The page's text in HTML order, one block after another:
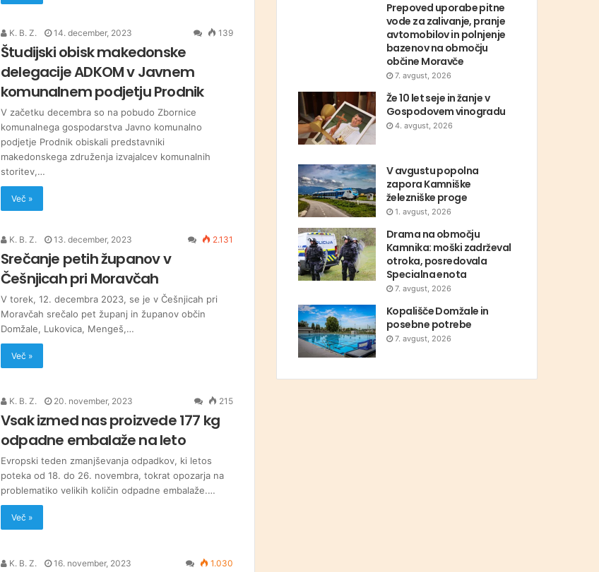
K. B. Z. 14. december, 2023 139
Študijski obisk makedonske
delegacije ADKOM v Javnem
komunalnem podjetju Prodnik
V začetku decembra so na pobudo Zbornice
komunalnega gospodarstva Javno komunalno
podjetje Prodnik obiskali predstavniki
makedonskega združenja izvajalcev komunalnih
storitev,…
Več »
K. B. Z. 13. december, 2023 2.131
Srečanje petih županov v
Češnjicah pri Moravčah
V torek, 12. decembra 2023, se je v Češnjicah pri
Moravčah srečalo pet županj in županov občin
Domžale, Lukovica, Mengeš,…
Več »
K. B. Z. 20. november, 2023 215
Vsak izmed nas proizvede 177 kg
odpadne embalaže na leto
Evropski teden zmanjševanja odpadkov, ki letos
poteka od 18. do 26. novembra, tokrat opozarja na
problematiko velikih količin odpadne embalaže.…
Več »
K. B. Z. 16. november, 2023 1.030
Prepoved uporabe pitne
vode za zalivanje, pranje
avtomobilov in polnjenje
bazenov na območju
občine Moravče
7. avgust, 2026
Že 10 let seje in žanje v
Gospodovem vinogradu
4. avgust, 2026
V avgustu popolna
zapora Kamniške
železniške proge
1. avgust, 2026
Drama na območju
Kamnika: moški zadrževal
otroka, posredovala
Specialna enota
7. avgust, 2026
Kopališče Domžale in
posebne potrebe
7. avgust, 2026